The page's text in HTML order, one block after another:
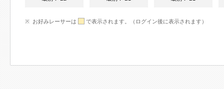
お好みレーサーは で表示されます。（ログイン後に表示されます）